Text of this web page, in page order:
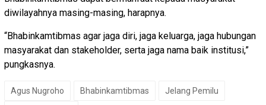
diwilayahnya masing-masing, harapnya.
“Bhabinkamtibmas agar jaga diri, jaga keluarga, jaga hubungan
masyarakat dan stakeholder, serta jaga nama baik institusi,”
pungkasnya.
Agus Nugroho Bhabinkamtibmas Jelang Pemilu